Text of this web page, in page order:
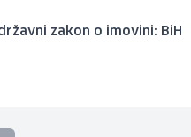
zakon o imovini: BiH